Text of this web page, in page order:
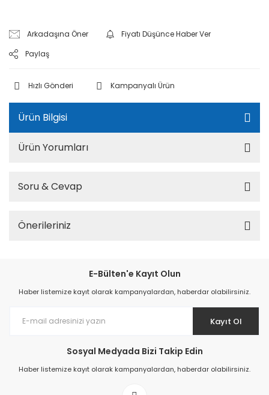
Arkadaşına Öner
Fiyatı Düşünce Haber Ver
Paylaş
Hızlı Gönderi Kampanyalı Ürün
Ürün Bilgisi
Ürün Yorumları
Soru & Cevap
Önerileriniz
E-Bülten'e Kayıt Olun
Haber listemize kayıt olarak kampanyalardan, haberdar olabilirsiniz.
Kayıt Ol
Sosyal Medyada Bizi Takip Edin
Haber listemize kayıt olarak kampanyalardan, haberdar olabilirsiniz.